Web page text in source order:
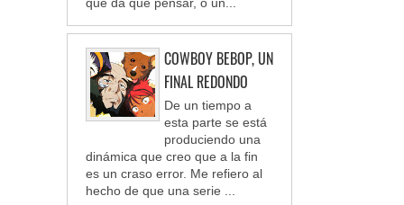
COWBOY BEBOP, UN
FINAL REDONDO
De un tiempo a
esta parte se está
produciendo una
dinámica que creo que a la fin
es un craso error. Me refiero al
hecho de que una serie ...